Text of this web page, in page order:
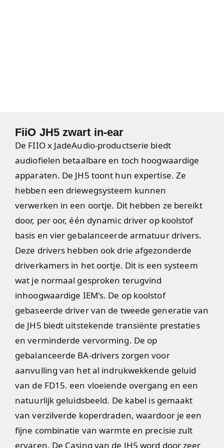
FiiO JH5 zwart in-ear
De FIIO x JadeAudio-productserie biedt
audiofielen betaalbare en toch hoogwaardige
apparaten. De JH5 toont hun expertise. Ze
hebben een driewegsysteem kunnen
verwerken in een oortje. Dit hebben ze bereikt
door, per oor, één dynamic driver op koolstof
basis en vier gebalanceerde armatuur drivers.
Deze drivers hebben ook drie afgezonderde
driverkamers in het oortje. Dit is een systeem
wat je normaal gesproken terugvind
inhoogwaardige IEM's. De op koolstof
gebaseerde driver van de tweede generatie van
de JH5 biedt uitstekende transiënte prestaties
en verminderde vervorming. De op
gebalanceerde BA-drivers zorgen voor
aanvulling van het al indrukwekkende geluid
van de FD15. een vloeiende overgang en een
natuurlijk geluidsbeeld. De kabel is gemaakt
van verzilverde koperdraden, waardoor je een
fijne combinatie van warmte en precisie zult
ervaren. De Casing van de JH5 word door zeer